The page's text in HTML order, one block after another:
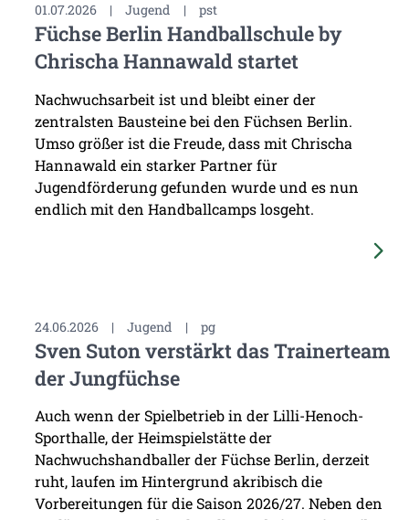
01.07.2026 | Jugend | pst
Füchse Berlin Handballschule by
Chrischa Hannawald startet
Nachwuchsarbeit ist und bleibt einer der
zentralsten Bausteine bei den Füchsen Berlin.
Umso größer ist die Freude, dass mit Chrischa
Hannawald ein starker Partner für
Jugendförderung gefunden wurde und es nun
endlich mit den Handballcamps losgeht.
24.06.2026 | Jugend | pg
Sven Suton verstärkt das Trainerteam
der Jungfüchse
Auch wenn der Spielbetrieb in der Lilli-Henoch-
Sporthalle, der Heimspielstätte der
Nachwuchshandballer der Füchse Berlin, derzeit
ruht, laufen im Hintergrund akribisch die
Vorbereitungen für die Saison 2026/27. Neben den